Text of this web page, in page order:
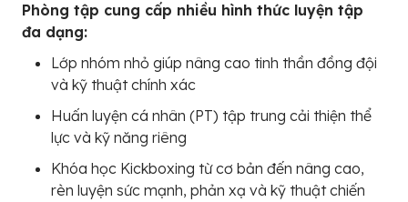
Phòng tập cung cấp nhiều hình thức luyện tập
đa dạng:
Lớp nhóm nhỏ giúp nâng cao tinh thần đồng đội
và kỹ thuật chính xác
Huấn luyện cá nhân (PT) tập trung cải thiện thể
lực và kỹ năng riêng
Khóa học Kickboxing từ cơ bản đến nâng cao,
rèn luyện sức mạnh, phản xạ và kỹ thuật chiến